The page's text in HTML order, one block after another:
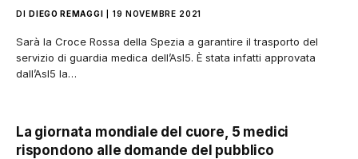
DI DIEGO REMAGGI 19 NOVEMBRE 2021
Sarà la Croce Rossa della Spezia a garantire il trasporto del
servizio di guardia medica dell’Asl5. È stata infatti approvata
dall’Asl5 la…
La giornata mondiale del cuore, 5 medici
rispondono alle domande del pubblico